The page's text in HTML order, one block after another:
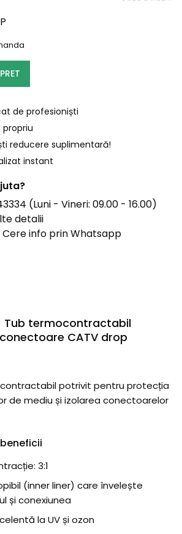
de profesioniști
propriu
reducere suplimentară!
instant
(Luni - Vineri: 09.00 - 16.00)
detalii
Cere info prin Whatsapp
Tub termocontractabil
CATV drop
potrivit pentru protecția
de mediu și izolarea conectoarelor
3:1
(inner liner) care învelește
și conexiunea
la UV și ozon